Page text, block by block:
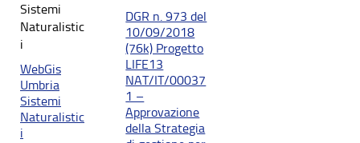
Sistemi
Naturalistic
i
WebGis
Umbria
Sistemi
Naturalistic
i
DGR n. 973 del
10/09/2018
(76k) Progetto
LIFE13
NAT/IT/00037
1 –
Approvazione
della Strategia